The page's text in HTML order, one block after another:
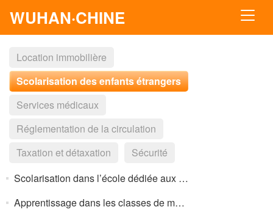
WUHAN·CHINE
Location immobilière
Scolarisation des enfants étrangers
Services médicaux
Réglementation de la circulation
Taxation et détaxation
Sécurité
Scolarisation dans l’école dédiée aux enfants étrangers
Apprentissage dans les classes de maternelle, d’écoles primaire et secondaire